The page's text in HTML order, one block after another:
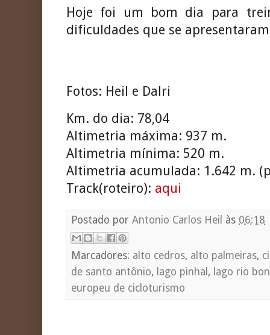
Hoje foi um bom dia para
dificuldades que se
Fotos: Heil e Dalri
Km. do dia: 78,04
Altimetria máxima: 937 m.
Altimetria mínima: 520 m.
Altimetria acumulada: 1.642 m.
Track(roteiro): aqui
Postado por Antonio Carlos Heil às 06:18
Marcadores: alto cedros, alto palmeiras,
de santo antônio, lago pinhal , lago rio
europeu de cicloturismo